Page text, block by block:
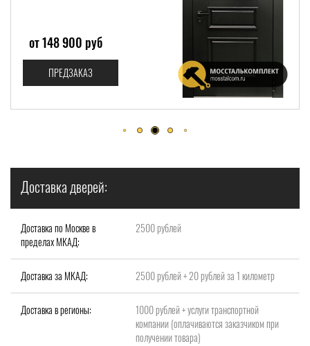
от 266 800 руб
Доставка дверей:
Доставка по Москве в
пределах МКАД:
2500 рублей
Доставка за МКАД: 2500 рублей + 20 рублей за 1 километр
Доставка в регионы:
1000 рублей + услуги транспортной
компании (оплачиваются заказчиком при
получении товара)